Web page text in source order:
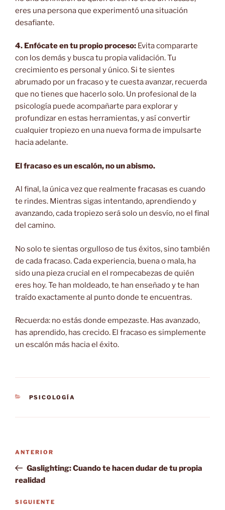
eres una persona que experimentó una situación
desafiante.
4. Enfócate en tu propio proceso: Evita compararte
con los demás y busca tu propia validación. Tu
crecimiento es personal y único. Si te sientes
abrumado por un fracaso y te cuesta avanzar, recuerda
que no tienes que hacerlo solo. Un profesional de la
psicología puede acompañarte para explorar y
profundizar en estas herramientas, y así convertir
cualquier tropiezo en una nueva forma de impulsarte
hacia adelante.
El fracaso es un escalón, no un abismo.
Al final, la única vez que realmente fracasas es cuando
te rindes. Mientras sigas intentando, aprendiendo y
avanzando, cada tropiezo será solo un desvío, no el final
del camino.
No solo te sientas orgulloso de tus éxitos, sino también
de cada fracaso. Cada experiencia, buena o mala, ha
sido una pieza crucial en el rompecabezas de quién
eres hoy. Te han moldeado, te han enseñado y te han
traído exactamente al punto donde te encuentras.
Recuerda: no estás donde empezaste. Has avanzado,
has aprendido, has crecido. El fracaso es simplemente
un escalón más hacia el éxito.
CATEGORÍAS
PSICOLOGÍA
entradas
Entrada
anterior:
ANTERIOR
Gaslighting: Cuando te hacen dudar de tu propia
realidad
Siguiente
SIGUIENTE